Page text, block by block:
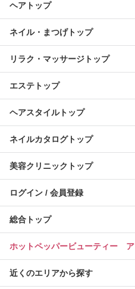
ヘアトップ
ネイル・まつげトップ
リラク・マッサージトップ
エステトップ
ヘアスタイルトップ
ネイルカタログトップ
美容クリニックトップ
ログイン / 会員登録
総合トップ
ホットペッパービューティー ア
近くのエリアから探す